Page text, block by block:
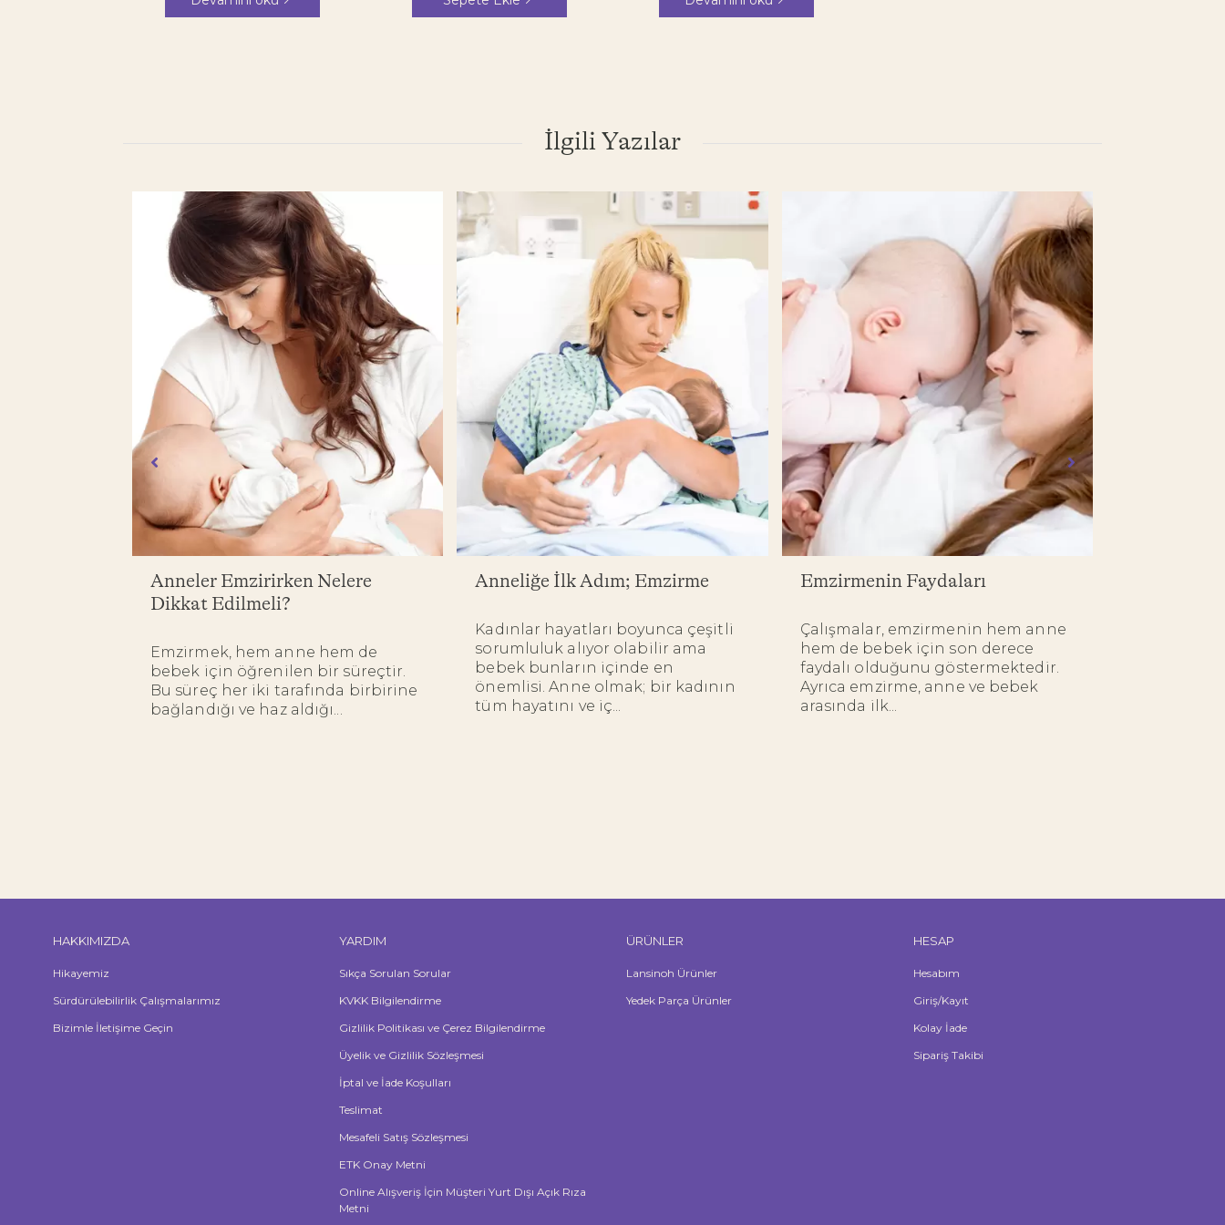
İlgili Yazılar
Anneler Emzirirken Nelere
Dikkat Edilmeli?
Emzirmek, hem anne hem de
bebek için öğrenilen bir süreçtir.
Bu süreç her iki tarafında birbirine
bağlandığı ve haz aldığı...
Anneliğe İlk Adım; Emzirme
Kadınlar hayatları boyunca çeşitli
sorumluluk alıyor olabilir ama
bebek bunların içinde en
önemlisi. Anne olmak; bir kadının
tüm hayatını ve iç...
Emzirmenin Faydaları
Çalışmalar, emzirmenin hem anne
hem de bebek için son derece
faydalı olduğunu göstermektedir.
Ayrıca emzirme, anne ve bebek
arasında ilk...
HAKKIMIZDA
Hikayemiz
Sürdürülebilirlik Çalışmalarımız
Bizimle İletişime Geçin
YARDIM
Sıkça Sorulan Sorular
KVKK Bilgilendirme
Gizlilik Politikası ve Çerez Bilgilendirme
Üyelik ve Gizlilik Sözleşmesi
İptal ve İade Koşulları
Teslimat
Mesafeli Satış Sözleşmesi
ETK Onay Metni
Online Alışveriş İçin Müşteri Yurt Dışı Açık Rıza
Metni
ÜRÜNLER
Lansinoh Ürünler
Yedek Parça Ürünler
HESAP
Hesabım
Giriş/Kayıt
Kolay İade
Sipariş Takibi